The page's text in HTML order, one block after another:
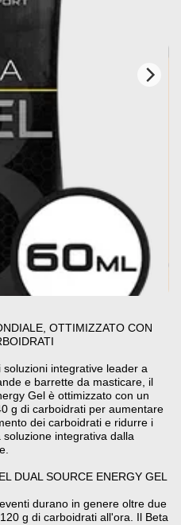
OTTIMIZZATO CON
integrative leader a
e barrette da masticare, il
Gel è ottimizzato con un
g di carboidrati per aumentare
dei carboidrati e ridurre i
integrativa dalla
DUAL SOURCE ENERGY GEL
durano in genere oltre due
g di carboidrati all'ora. Il Beta